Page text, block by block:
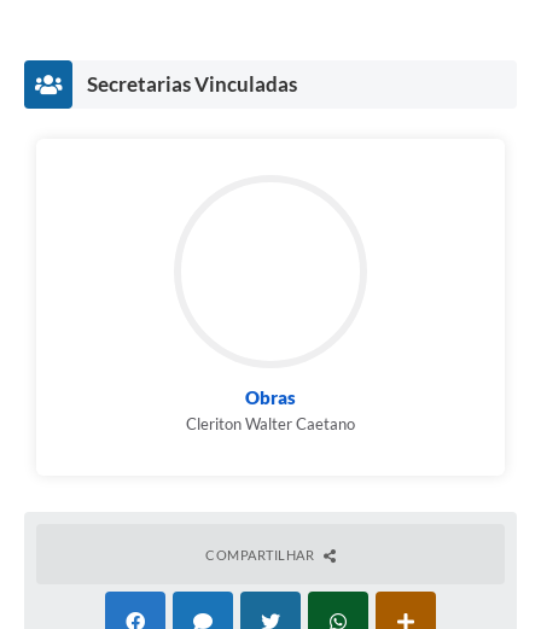
Audiências Públicas
Logo Prefeitura de São Mateus do Sul
Secretarias Vinculadas
Obras
Cleriton Walter Caetano
COMPARTILHAR